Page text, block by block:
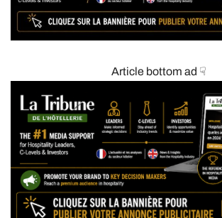
Article bottom ad ☟